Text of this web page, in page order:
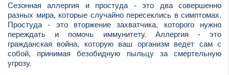
Сезонная аллергия и простуда - это два совершенно
разных мира, которые случайно пересеклись в симптомах.
Простуда - это вторжение захватчика, которого нужно
переждать и помочь иммунитету. Аллергия - это
гражданская война, которую ваш организм ведет сам с
собой, принимая безобидную пыльцу за смертельную
угрозу.